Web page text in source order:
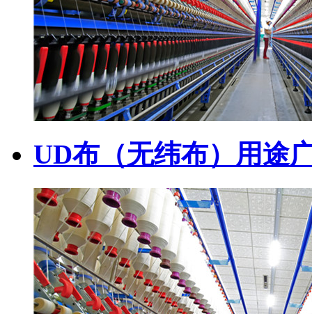
UD布（无纬布）用途